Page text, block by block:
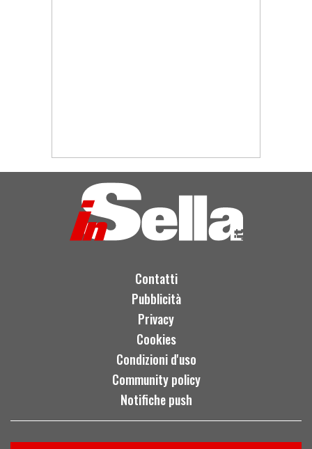
Contatti
Pubblicità
Privacy
Cookies
Condizioni d'uso
Community policy
Notifiche push